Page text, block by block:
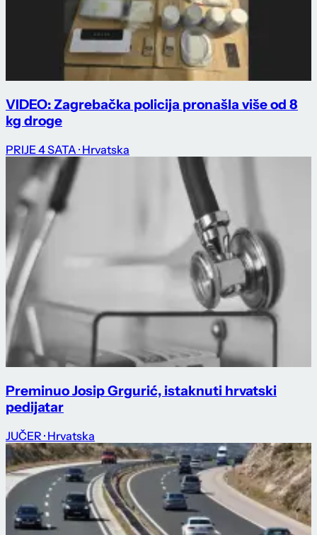
VIDEO: Zagrebačka policija pronašla više od 8
kg droge
PRIJE 4 SATA · Hrvatska
Preminuo Josip Grgurić, istaknuti hrvatski
pedijatar
JUČER · Hrvatska